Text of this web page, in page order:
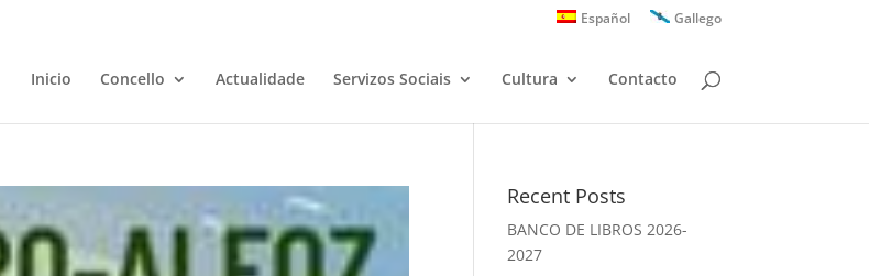
Español Gallego
Inicio Concello Actualidade Servizos Sociais Cultura Contacto
Recent Posts
BANCO DE LIBROS 2026-
2027